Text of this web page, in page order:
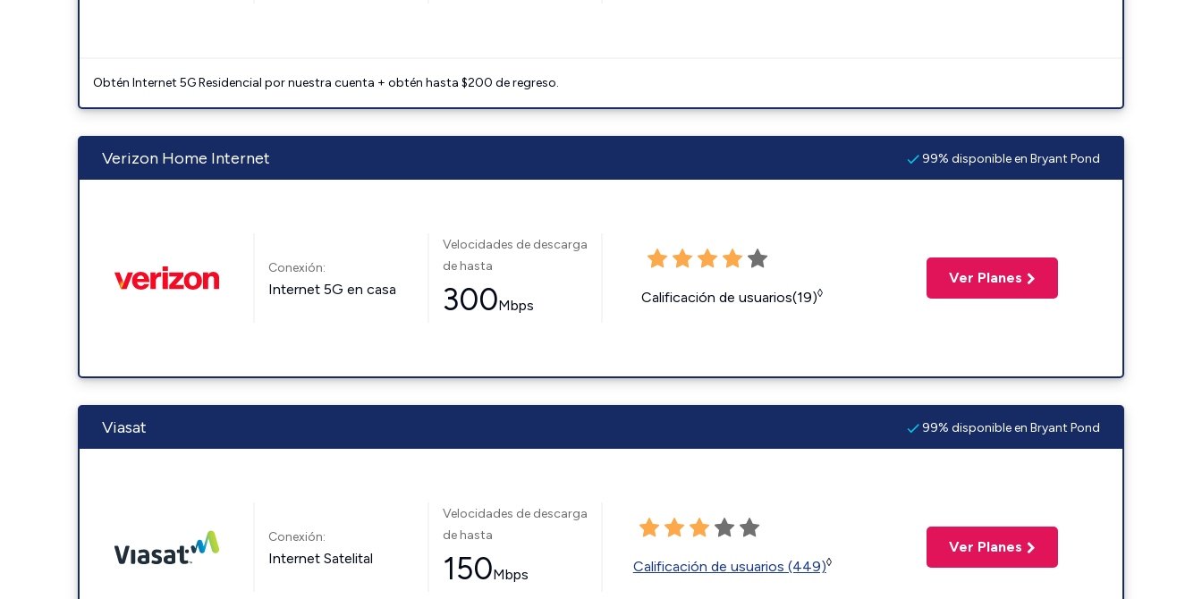
Obtén Internet 5G Residencial por nuestra cuenta + obtén hasta $200 de regreso.
Verizon Home Internet 99% disponible en Bryant Pond
Conexión:
Internet 5G en casa
Velocidades de descarga
de hasta
300Mbps Calificación de usuarios(19)◊
Ver Planes
Viasat 99% disponible en Bryant Pond
Conexión:
Internet Satelital
Velocidades de descarga
de hasta
150Mbps Calificación de usuarios (449)◊
Ver Planes